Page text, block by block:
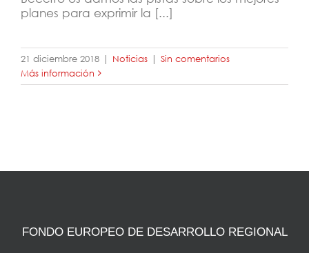
planes para exprimir la [...]
21 diciembre 2018 | Noticias | Sin comentarios
Más información
FONDO EUROPEO DE DESARROLLO REGIONAL